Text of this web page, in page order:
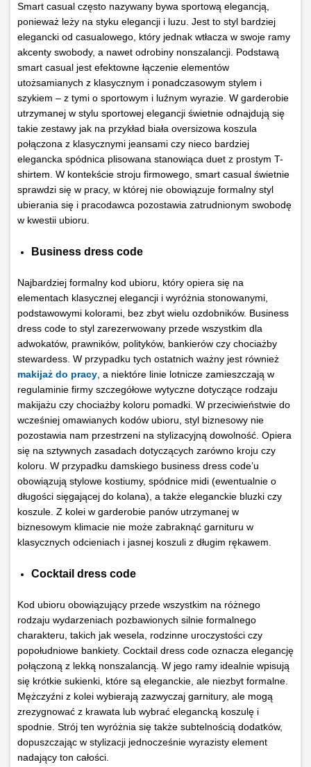
Smart casual często nazywany bywa sportową elegancją,
ponieważ leży na styku elegancji i luzu. Jest to styl bardziej
elegancki od casualowego, który jednak wtłacza w swoje ramy
akcenty swobody, a nawet odrobiny nonszalancji. Podstawą
smart casual jest efektowne łączenie elementów
utożsamianych z klasycznym i ponadczasowym stylem i
szykiem – z tymi o sportowym i luźnym wyrazie. W garderobie
utrzymanej w stylu sportowej elegancji świetnie odnajdują się
takie zestawy jak na przykład biała oversizowa koszula
połączona z klasycznymi jeansami czy nieco bardziej
elegancka spódnica plisowana stanowiąca duet z prostym T-
shirtem. W kontekście stroju firmowego, smart casual świetnie
sprawdzi się w pracy, w której nie obowiązuje formalny styl
ubierania się i pracodawca pozostawia zatrudnionym swobodę
w kwestii ubioru.
Business dress code
Najbardziej formalny kod ubioru, który opiera się na
elementach klasycznej elegancji i wyróżnia stonowanymi,
podstawowymi kolorami, bez zbyt wielu ozdobników. Business
dress code to styl zarezerwowany przede wszystkim dla
adwokatów, prawników, polityków, bankierów czy chociażby
stewardess. W przypadku tych ostatnich ważny jest również
makijaż do pracy , a niektóre linie lotnicze zamieszczają w
regulaminie firmy szczegółowe wytyczne dotyczące rodzaju
makijażu czy chociażby koloru pomadki. W przeciwieństwie do
wcześniej omawianych kodów ubioru, styl biznesowy nie
pozostawia nam przestrzeni na stylizacyjną dowolność. Opiera
się na sztywnych zasadach dotyczących zarówno kroju czy
koloru. W przypadku damskiego business dress code’u
obowiązują stylowe kostiumy, spódnice midi (ewentualnie o
długości sięgającej do kolana), a także eleganckie bluzki czy
koszule. Z kolei w garderobie panów utrzymanej w
biznesowym klimacie nie może zabraknąć garnituru w
klasycznych odcieniach i jasnej koszuli z długim rękawem.
Cocktail dress code
Kod ubioru obowiązujący przede wszystkim na różnego
rodzaju wydarzeniach pozbawionych silnie formalnego
charakteru, takich jak wesela, rodzinne uroczystości czy
popołudniowe bankiety. Cocktail dress code oznacza elegancję
połączoną z lekką nonszalancją. W jego ramy idealnie wpisują
się krótkie sukienki, które są eleganckie, ale niezbyt formalne.
Mężczyźni z kolei wybierają zazwyczaj garnitury, ale mogą
zrezygnować z krawata lub wybrać elegancką koszulę i
spodnie. Strój ten wyróżnia się także subtelnością dodatków,
dopuszczając w stylizacji jednocześnie wyrazisty element
nadający ton całości.